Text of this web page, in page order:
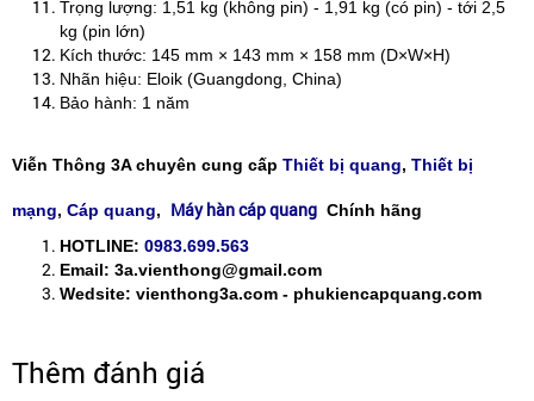
Trọng lượng: 1,51 kg (không pin) - 1,91 kg (có pin) - tới 2,5
kg (pin lớn)
Kích thước: 145 mm × 143 mm × 158 mm (D×W×H)
Nhãn hiệu: Eloik (Guangdong, China)
Bảo hành: 1 năm
Viễn Thông 3A chuyên cung cấp Thiết bị quang, Thiết bị
mạng, Cáp quang, Máy hàn cáp quang Chính hãng
HOTLINE: 0983.699.563
Email: 3a.vienthong@gmail.com
Wedsite: vienthong3a.com - phukiencapquang.com
Thêm đánh giá